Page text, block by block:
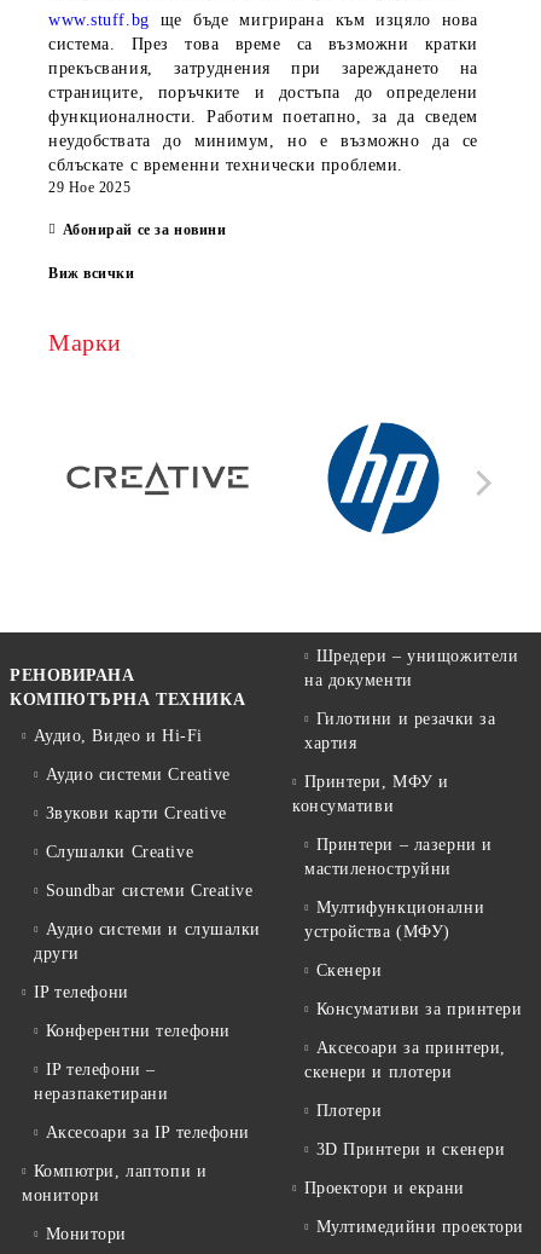
www.stuff.bg ще бъде мигрирана към изцяло нова
система. През това време са възможни кратки
прекъсвания, затруднения при зареждането на
страниците, поръчките и достъпа до определени
функционалности. Работим поетапно, за да сведем
неудобствата до минимум, но е възможно да се
сблъскате с временни технически проблеми.
29 Ное 2025
Абонирай се за новини
Виж всички
Марки
РЕНОВИРАНА
КОМПЮТЪРНА ТЕХНИКА
Аудио, Видео и Hi-Fi
Аудио системи Creative
Звукови карти Creative
Слушалки Creative
Soundbar системи Creative
Аудио системи и слушалки
други
IP телефони
Конферентни телефони
IP телефони –
неразпакетирани
Аксесоари за IP телефони
Компютри, лаптопи и
монитори
Монитори
Шредери – унищожители
на документи
Гилотини и резачки за
хартия
Принтери, МФУ и
консумативи
Принтери – лазерни и
мастиленоструйни
Мултифункционални
устройства (МФУ)
Скенери
Консумативи за принтери
Аксесоари за принтери,
скенери и плотери
Плотери
3D Принтери и скенери
Проектори и екрани
Мултимедийни проектори